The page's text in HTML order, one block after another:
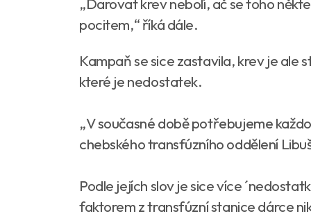
pocitem,“ říká dále.
Kampaň se sice zastavila, krev je ale
které je nedostatek.
„V současné době potřebujeme
chebského transfúzního oddělení
Podle jejích slov je sice více
faktorem z transfúzní stanice dárce